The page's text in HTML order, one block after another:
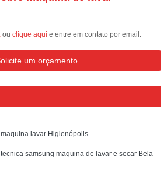
ou clique aqui e entre em contato por email.
um orçamento
lavar Higienópolis
samsung maquina de lavar e secar Bela